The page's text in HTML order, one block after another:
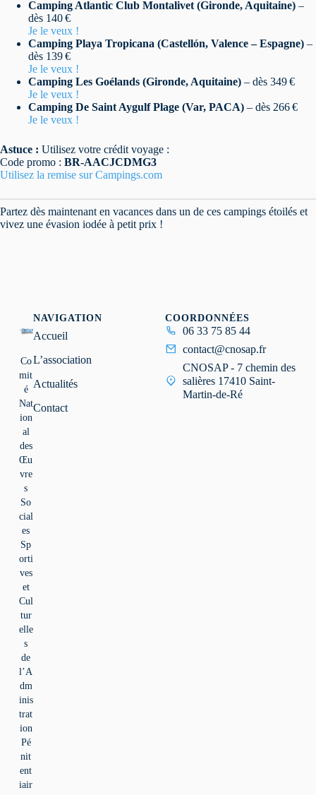
Camping Atlantic Club Montalivet (Gironde, Aquitaine) –
dès 140 €
Je le veux !
Camping Playa Tropicana (Castellón, Valence – Espagne) –
dès 139 €
Je le veux !
Camping Les Goélands (Gironde, Aquitaine) – dès 349 €
Je le veux !
Camping De Saint Aygulf Plage (Var, PACA) – dès 266 €
Je le veux !
Astuce : Utilisez votre crédit voyage :
Code promo : BR-AACJCDMG3
Utilisez la remise sur Campings.com
Partez dès maintenant en vacances dans un de ces campings étoilés et
vivez une évasion iodée à petit prix !
Co
mit
é
Nat
ion
al
des
Œu
vre
s
So
cial
es
Sp
orti
ves
et
Cul
tur
elle
s
de
l’A
dm
inis
trat
ion
Pé
nit
ent
iair
NAVIGATION
Accueil
L’association
Actualités
Contact
COORDONNÉES
06 33 75 85 44
contact@cnosap.fr
CNOSAP - 7 chemin des
salières 17410 Saint-
Martin-de-Ré